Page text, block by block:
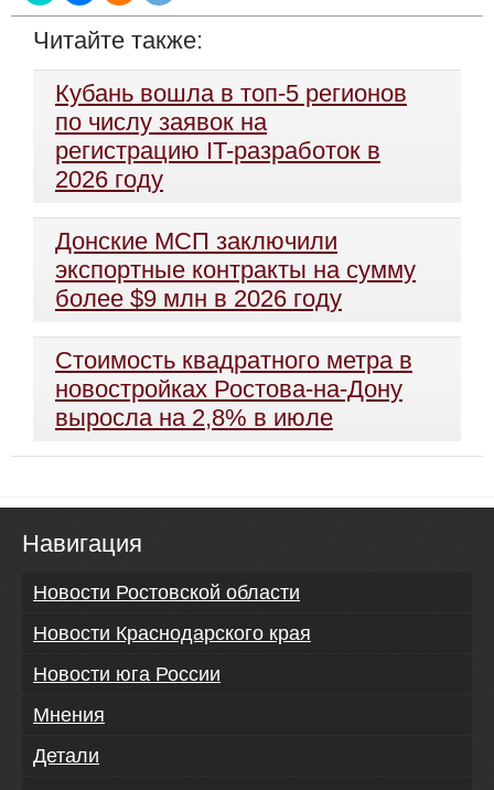
Читайте также:
Кубань вошла в топ-5 регионов
по числу заявок на
регистрацию IT-разработок в
2026 году
Донские МСП заключили
экспортные контракты на сумму
более $9 млн в 2026 году
Стоимость квадратного метра в
новостройках Ростова-на-Дону
выросла на 2,8% в июле
Навигация
Новости Ростовской области
Новости Краснодарского края
Новости юга России
Мнения
Детали